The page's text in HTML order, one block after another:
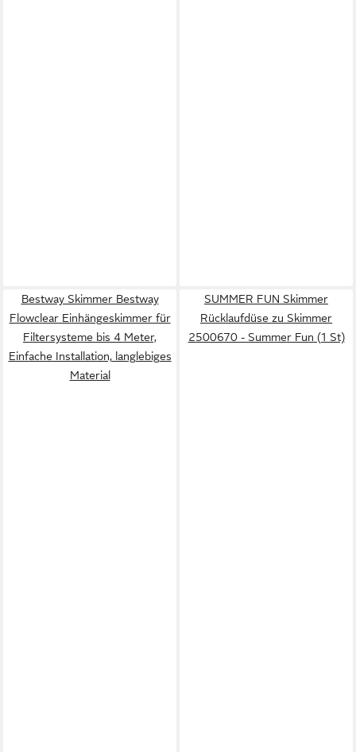
Bestway Skimmer Bestway
Flowclear Einhängeskimmer für
Filtersysteme bis 4 Meter,
Einfache Installation, langlebiges
Material
SUMMER FUN Skimmer
Rücklaufdüse zu Skimmer
2500670 - Summer Fun (1 St)